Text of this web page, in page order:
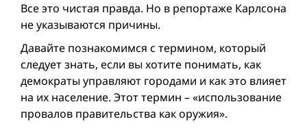
Все это чистая правда. Но в репортаже Карлсона
не указываются причины.
Давайте познакомимся с термином, который
следует знать, если вы хотите понимать, как
демократы управляют городами и как это влияет
на их население. Этот термин – «использование
провалов правительства как оружия».